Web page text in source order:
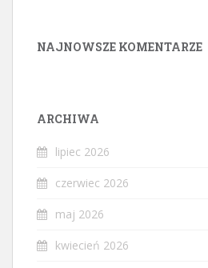
NAJNOWSZE KOMENTARZE
ARCHIWA
lipiec 2026
czerwiec 2026
maj 2026
kwiecień 2026